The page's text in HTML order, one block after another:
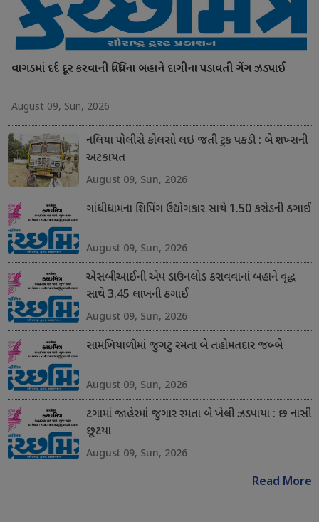
વાગડમાં દર્દ દૂર કરવાની વિધિના બહાને દાગીના પડાવતી ગેંગ ઝડપાઈ
August 09, Sun, 2026
નલિયા પોલીસે કોલસો લઇ જતી ટ્રક પકડી : બે શખ્સની
અટકાયત
August 09, Sun, 2026
ગાંધીધામના શિપિંગ ઉદ્યોગકાર સાથે 1.50 કરોડની ઠગાઈ
August 09, Sun, 2026
એસબીઆઈની એપ ડાઉનલોડ કરાવવાનાં બહાને વૃદ્ધ
સાથે 3.45 લાખની ઠગાઈ
August 09, Sun, 2026
સામખિયાળીમાં જુગટુ રમતા બે તહોમતદાર જબ્બે
August 09, Sun, 2026
ટગામાં જાહેરમાં જુગાર રમતા બે ખેલી ઝડપાયા : છ નાસી
છૂટયા
August 09, Sun, 2026
Read More